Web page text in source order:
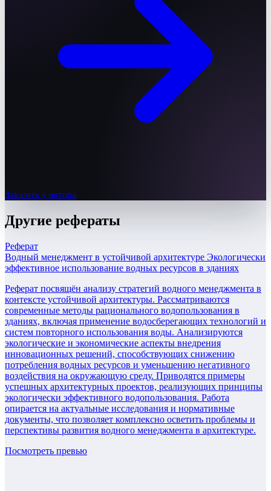
Заказать у автора
Другие рефераты
Реферат
Водный менеджмент в устойчивой архитектуре Экологически
эффективное использование водных ресурсов в зданиях
Реферат посвящён анализу стратегий водного менеджмента в
контексте устойчивой архитектуры. Рассматриваются
современные методы рационального водопользования в
зданиях, включая применение водосберегающих технологий и
систем повторного использования воды. Анализируются
экологические и экономические аспекты внедрения
инновационных решений, способствующих снижению
потребления водных ресурсов и уменьшению негативного
воздействия на окружающую среду. Приводятся примеры
успешных архитектурных проектов, реализующих принципы
экологически эффективного водопользования. Работа
опирается на актуальные исследования и нормативные
документы, что позволяет комплексно осветить проблемы и
перспективы развития водного менеджмента в архитектуре.
Посмотреть превью